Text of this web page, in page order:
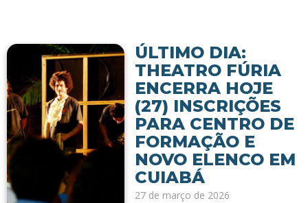
ÚLTIMO DIA:
THEATRO FÚRIA
ENCERRA HOJE
(27) INSCRIÇÕES
PARA CENTRO DE
FORMAÇÃO E
NOVO ELENCO EM
CUIABÁ
27 de março de 2026